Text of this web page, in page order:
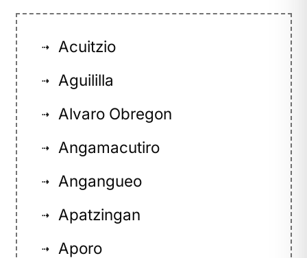
⇢ Acuitzio
⇢ Aguililla
⇢ Alvaro Obregon
⇢ Angamacutiro
⇢ Angangueo
⇢ Apatzingan
⇢ Aporo